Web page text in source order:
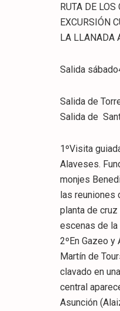
RUTA DE
EXCURSIÓN
LA LLANADA
Salida
Salida de
Salida de
1ºVisita
Alaveses.
monjes
las reuniones
planta de
escenas de
2ºEn Gazeo
Martín de
clavado en
central
Asunción